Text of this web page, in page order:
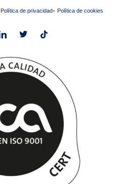
Política de privacidad Política de cookies